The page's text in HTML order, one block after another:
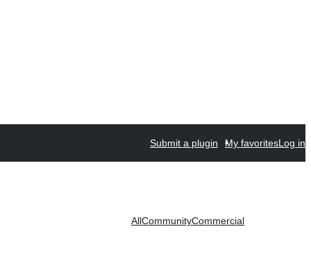
Submit a plugin My favoritesLog in
AllCommunityCommercial